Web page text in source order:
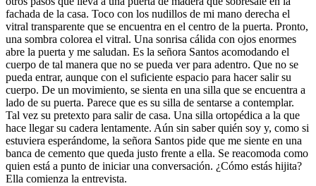
fachada de la casa. Toco con los nudillos de mi mano derecha el
vitral transparente que se encuentra en el centro de la puerta. Pronto,
una sombra colorea el vitral. Una sonrisa cálida con ojos enormes
abre la puerta y me saludan. Es la señora Santos acomodando el
cuerpo de tal manera que no se pueda ver para adentro. Que no se
pueda entrar, aunque con el suficiente espacio para hacer salir su
cuerpo. De un movimiento, se sienta en una silla que se encuentra a
lado de su puerta. Parece que es su silla de sentarse a contemplar.
Tal vez su pretexto para salir de casa. Una silla ortopédica a la que
hace llegar su cadera lentamente. Aún sin saber quién soy y, como si
estuviera esperándome, la señora Santos pide que me siente en una
banca de cemento que queda justo frente a ella. Se reacomoda como
quien está a punto de iniciar una conversación. ¿Cómo estás hijita?
Ella comienza la entrevista.